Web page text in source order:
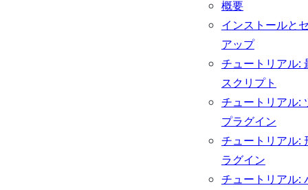
概要
インストールと
アップ
チュートリアル:
スクリプト
チュートリアル:
プラグイン
チュートリアル:
ラグイン
チュートリアル: